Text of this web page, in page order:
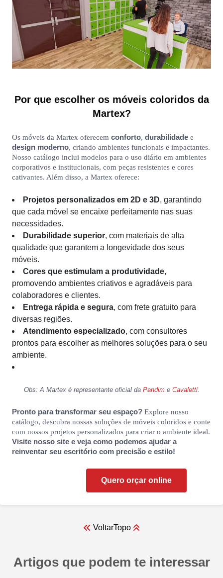
Por que escolher os móveis coloridos da
Martex?
Os móveis da Martex oferecem conforto, durabilidade e
design moderno, criando ambientes funcionais e impactantes.
Nosso catálogo inclui modelos para o uso diário em ambientes
corporativos e institucionais, com peças resistentes e cores
cativantes. Além disso, a Martex oferece:
Projetos personalizados em 2D e 3D, garantindo
que cada móvel se encaixe perfeitamente nas suas
necessidades.
Durabilidade superior, com materiais de alta
qualidade que garantem a longevidade dos seus
móveis.
Cores que estimulam a produtividade,
promovendo ambientes criativos e agradáveis para
colaboradores e clientes.
Entrega rápida e segura, com frete gratuito para
diversas regiões.
Atendimento especializado, com consultores
prontos para escolher as melhores soluções para o seu
ambiente.
Obs: A Martex é representante oficial daPandime Cavaletti.
Pronto para transformar seu espaço? Explore nosso
catálogo, descubra nossas soluções de móveis coloridos e conte
com nossos projetos personalizados para criar o ambiente ideal.
Visite nosso site e veja como podemos ajudar a
reinventar seu escritório com precisão e estilo!
Quero orçar online
VoltarTopo
Artigos que podem te interessar